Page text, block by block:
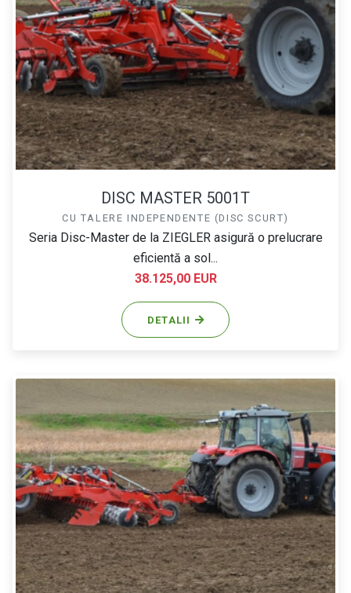
DISC MASTER 5001T
CU TALERE INDEPENDENTE (DISC SCURT)
Seria Disc-Master de la ZIEGLER asigură o prelucrare
eficientă a sol...
38.125,00 EUR
DETALII